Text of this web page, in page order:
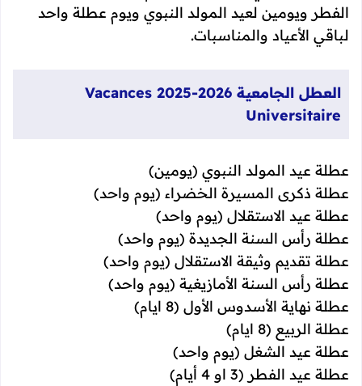
الفطر ويومين لعيد المولد النبوي ويوم عطلة واحد
لباقي الأعياد والمناسبات.
العطل الجامعية 2026-2025 Vacances
Universitaire
عطلة عيد المولد النبوي (يومين)
عطلة ذكرى المسيرة الخضراء (يوم واحد)
عطلة عيد الاستقلال (يوم واحد)
عطلة رأس السنة الجديدة (يوم واحد)
عطلة تقديم وثيقة الاستقلال (يوم واحد)
عطلة رأس السنة الأمازيغية (يوم واحد)
عطلة نهاية الأسدوس الأول (8 ايام)
عطلة الربيع (8 ايام)
عطلة عيد الشغل (يوم واحد)
عطلة عيد الفطر (3 او 4 أيام)